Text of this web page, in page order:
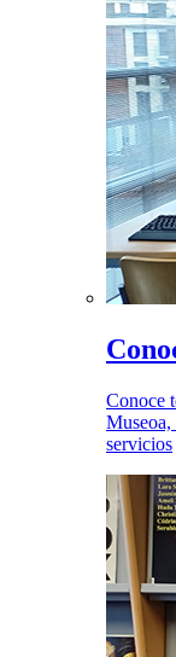
Conoce
Museoa,
servicios